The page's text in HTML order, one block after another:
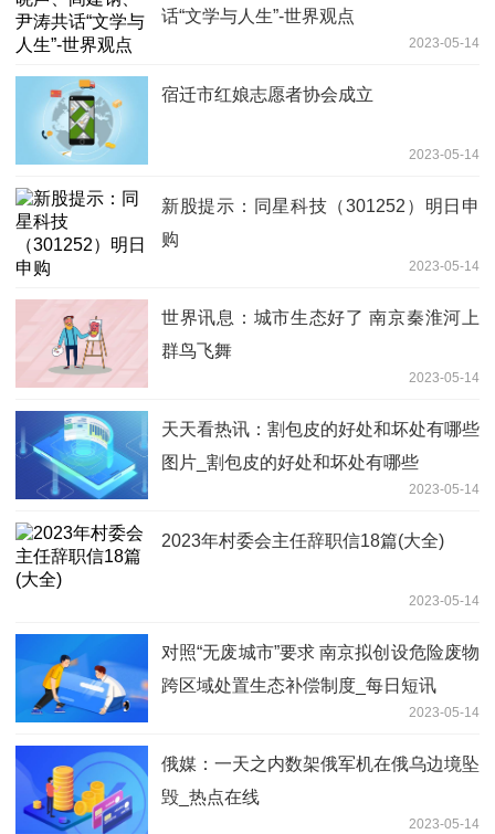
话“文学与人生”-世界观点
2023-05-14
宿迁市红娘志愿者协会成立
2023-05-14
新股提示：同星科技（301252）明日申
购
2023-05-14
世界讯息：城市生态好了 南京秦淮河上
群鸟飞舞
2023-05-14
天天看热讯：割包皮的好处和坏处有哪些
图片_割包皮的好处和坏处有哪些
2023-05-14
2023年村委会主任辞职信18篇(大全)
2023-05-14
对照“无废城市”要求 南京拟创设危险废物
跨区域处置生态补偿制度_每日短讯
2023-05-14
俄媒：一天之内数架俄军机在俄乌边境坠
毁_热点在线
2023-05-14